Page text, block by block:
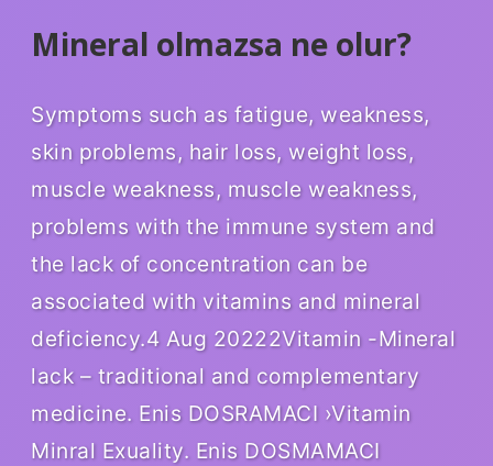
Mineral olmazsa ne olur?
Symptoms such as fatigue, weakness,
skin problems, hair loss, weight loss,
muscle weakness, muscle weakness,
problems with the immune system and
the lack of concentration can be
associated with vitamins and mineral
deficiency.4 Aug 20222Vitamin -Mineral
lack – traditional and complementary
medicine. Enis DOSRAMACI ›Vitamin
Minral Exuality. Enis DOSMAMACI